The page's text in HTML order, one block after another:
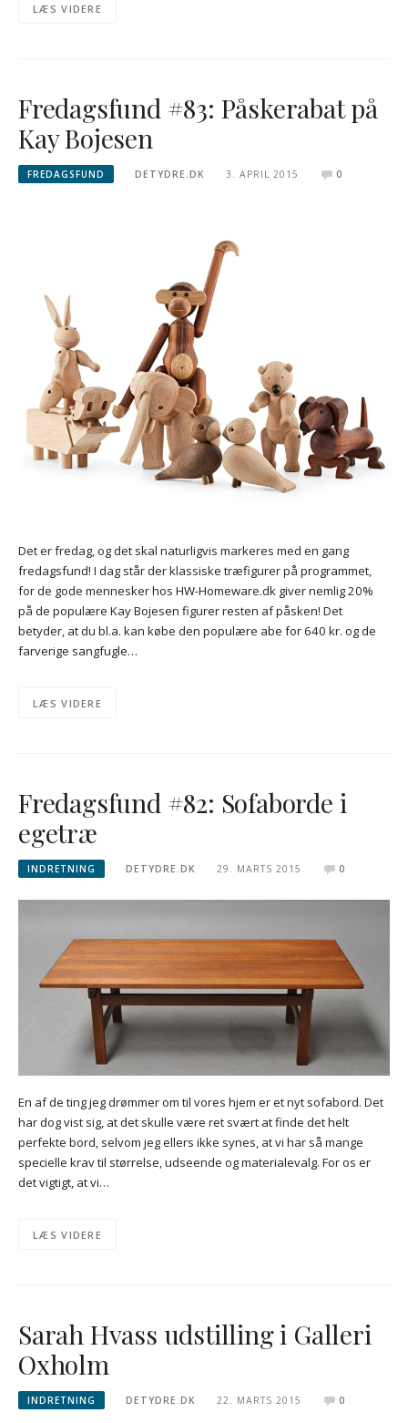
LÆS VIDERE
Fredagsfund #83: Påskerabat på
Kay Bojesen
FREDAGSFUND DETYDRE.DK 3. APRIL 2015 0
Det er fredag, og det skal naturligvis markeres med en gang
fredagsfund! I dag står der klassiske træfigurer på programmet,
for de gode mennesker hos HW-Homeware.dk giver nemlig 20%
på de populære Kay Bojesen figurer resten af påsken! Det
betyder, at du bl.a. kan købe den populære abe for 640 kr. og de
farverige sangfugle…
LÆS VIDERE
Fredagsfund #82: Sofaborde i
egetræ
INDRETNING DETYDRE.DK 29. MARTS 2015 0
En af de ting jeg drømmer om til vores hjem er et nyt sofabord. Det
har dog vist sig, at det skulle være ret svært at finde det helt
perfekte bord, selvom jeg ellers ikke synes, at vi har så mange
specielle krav til størrelse, udseende og materialevalg. For os er
det vigtigt, at vi…
LÆS VIDERE
Sarah Hvass udstilling i Galleri
Oxholm
INDRETNING DETYDRE.DK 22. MARTS 2015 0